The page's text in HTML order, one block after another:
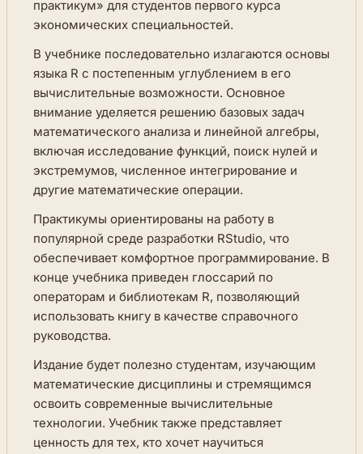
практикум» для студентов первого курса
экономических специальностей.
В учебнике последовательно излагаются основы
языка R с постепенным углублением в его
вычислительные возможности. Основное
внимание уделяется решению базовых задач
математического анализа и линейной алгебры,
включая исследование функций, поиск нулей и
экстремумов, численное интегрирование и
другие математические операции.
Практикумы ориентированы на работу в
популярной среде разработки RStudio, что
обеспечивает комфортное программирование. В
конце учебника приведен глоссарий по
операторам и библиотекам R, позволяющий
использовать книгу в качестве справочного
руководства.
Издание будет полезно студентам, изучающим
математические дисциплины и стремящимся
освоить современные вычислительные
технологии. Учебник также представляет
ценность для тех, кто хочет научиться